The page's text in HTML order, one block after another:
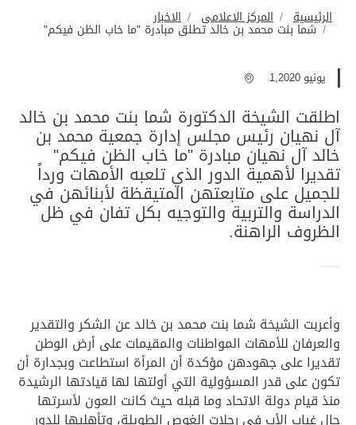
الرئيسية المركز الاعلامى الاخبار
شما بنت محمد بن خالد تطلق مبادرة "ما خاب الظن فيكم"
يونيو 1,2020
اطلقت الشيخة الدكتورة شما بنت محمد بن خالد
آل نهيان رئيس مجلس إدارة جمعية محمد بن
خالد آل نهيان مبادرة "ما خاب الظن فيكم"
تقديرا لأهمية الدور الذي تلعبه الأمهات ورداً
للجميل على متابعتهن المتيقظة لأبنائهن في
الدراسة والتربية والتوجيه بكل تفان في ظل
الظروف الراهنة.
وأعربت الشيخة شما بنت محمد بن خالد عن الشكر والتقدير
والعرفان للأمهات المواطنات والمقيمات على أرض الوطن
تقديرا على جهودهن مؤكدة أن المرأة استطاعت وبجدارة أن
تكون على قدر المسؤولية التي أولتها لها قيادتها الرشيدة
منذ قيام دولة الاتحاد وما قبله حيث كانت العون لأسرتها
حال غياب الأب في رحلات الغوص الطويلة، وتأهليها للدور